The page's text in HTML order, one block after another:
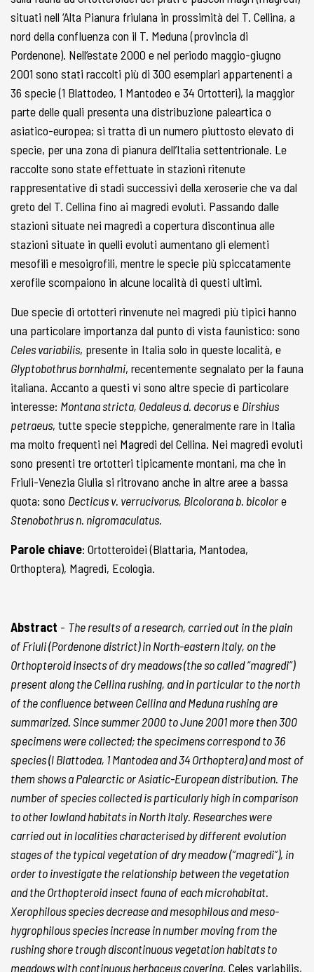
situati nell ‘Alta Pianura friulana in prossimità del T. Cellina, a
nord della confluenza con il T. Meduna (provincia di
Pordenone). Nell’estate 2000 e nel periodo maggio-giugno
2001 sono stati raccolti più di 300 esemplari appartenenti a
36 specie (1 Blattodeo, 1 Mantodeo e 34 Ortotteri), la maggior
parte delle quali presenta una distribuzione paleartica o
asiatico-europea; si tratta di un numero piuttosto elevato di
specie, per una zona di pianura dell’Italia settentrionale. Le
raccolte sono state effettuate in stazioni ritenute
rappresentative di stadi successivi della xeroserie che va dal
greto del T. Cellina fino ai magredi evoluti. Passando dalle
stazioni situate nei magredi a copertura discontinua alle
stazioni situate in quelli evoluti aumentano gli elementi
mesofili e mesoigrofili, mentre le specie più spiccatamente
xerofile scompaiono in alcune località di questi ultimi.
Due specie di ortotteri rinvenute nei magredi più tipici hanno
una particolare importanza dal punto di vista faunistico: sono
Celes variabilis, presente in Italia solo in queste località, e
Glyptobothrus bornhalmi, recentemente segnalato per la fauna
italiana. Accanto a questi vi sono altre specie di particolare
interesse: Montana stricta, Oedaleus d. decoruse Dirshius
petraeus, tutte specie steppiche, generalmente rare in Italia
ma molto frequenti nei Magredi del Cellina. Nei magredi evoluti
sono presenti tre ortotteri tipicamente montani, ma che in
Friuli-Venezia Giulia si ritrovano anche in altre aree a bassa
quota: sono Decticus v. verrucivorus, Bicolorana b. bicolore
Stenobothrus n. nigromaculatus.
Parole chiave: Ortotteroidei (Blattaria, Mantodea,
Orthoptera), Magredi, Ecologia.
Abstract - The results of a research, carried out in the plain
of Friuli (Pordenone district) in North-eastern Italy, on the
Orthopteroid insects of dry meadows (the so called “magredi”)
present along the Cellina rushing, and in particular to the north
of the confluence between Cellina and Meduna rushing are
summarized. Since summer 2000 to June 2001 more then 300
specimens were collected; the specimens correspond to 36
species (l Blattodea, 1 Mantodea and 34 Orthoptera) and most of
them shows a Palearctic or Asiatic-European distribution. The
number of species collected is particularly high in comparison
to other lowland habitats in North Italy. Researches were
carried out in localities characterised by different evolution
stages of the typical vegetation of dry meadow (“magredi”), in
order to investigate the relationship between the vegetation
and the Orthopteroid insect fauna of each microhabitat.
Xerophilous species decrease and mesophilous and meso-
hygrophilous species increase in number moving from the
rushing shore trough discontinuous vegetation habitats to
meadows with continuous herbaceus covering. Celes variabilis,